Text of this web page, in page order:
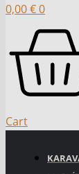
0,00€0
Cart